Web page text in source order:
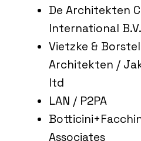
De Architekten
International B.V.
Vietzke &
Architekten /
ltd
LAN / P2PA
Associates